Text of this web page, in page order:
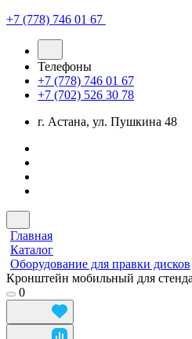
+7 (778) 746 01 67
Телефоны
+7 (778) 746 01 67
+7 (702) 526 30 78
г. Астана, ул. Пушкина 48
Главная
Каталог
Оборудование для правки дисков
Кронштейн мобильный для
0